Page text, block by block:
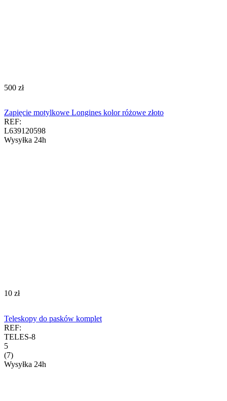
‍500‍ zł
Zapięcie motylkowe Longines kolor różowe złoto
REF:
L639120598
Wysyłka 24h
‍10‍ zł
Teleskopy do pasków komplet
REF:
TELES-8
5
(7)
Wysyłka 24h